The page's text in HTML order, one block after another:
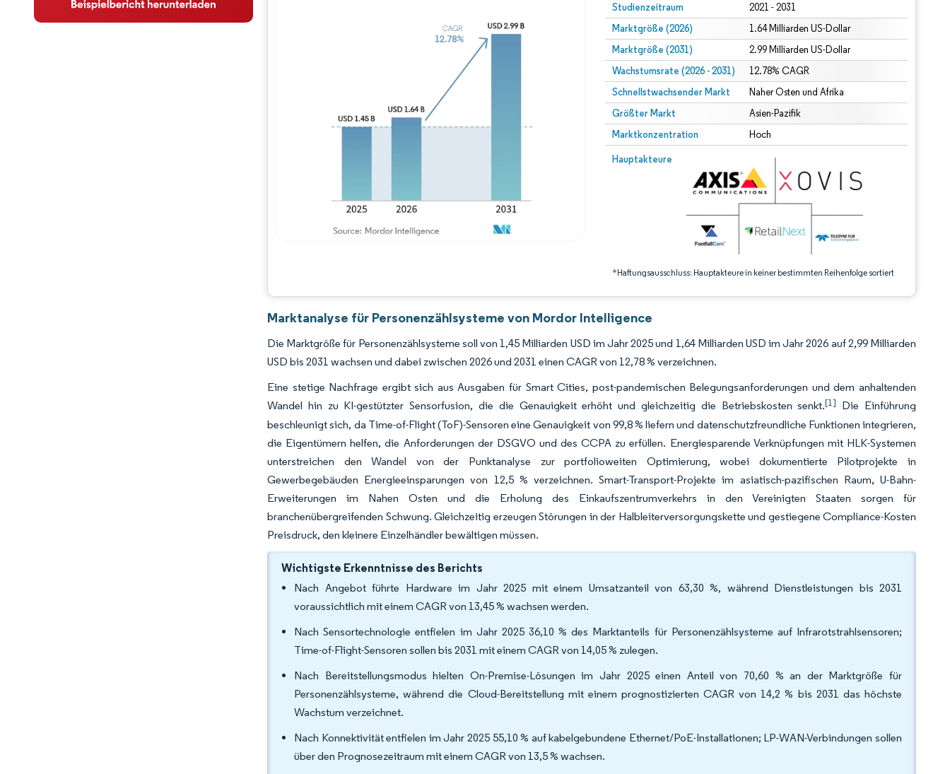
Trends und Einblicke Studienzeitraum 2021 - 2031
Marktgröße (2026) 1.64 Milliarden US-Dollar
Marktgröße (2031) 2.99 Milliarden US-Dollar
Wachstumsrate (2026 - 2031) 12.78% CAGR
Schnellstwachsender Markt Naher Osten und Afrika
Größter Markt Asien-Pazifik
Marktkonzentration Hoch
Hauptakteure
*Haftungsausschluss: Hauptakteure in keiner bestimmten Reihenfolge sortiert
Bild © Mordor Intelligence. Wiederverwendung erfordert Namensnennung gemäß CC BY 4.0.
Bild © Mordor Intelligence. Wiederverwendung erfordert Namensnennung gemäß CC BY 4.0.
Marktanalyse für Personenzählsysteme von Mordor Intelligence
Die Marktgröße für Personenzählsysteme soll von 1,45 Milliarden USD im Jahr 2025 und 1,64 Milliarden USD im Jahr 2026 auf 2,99 Milliarden
USD bis 2031 wachsen und dabei zwischen 2026 und 2031 einen CAGR von 12,78 % verzeichnen.
Eine stetige Nachfrage ergibt sich aus Ausgaben für Smart Cities, post-pandemischen Belegungsanforderungen und dem anhaltenden
Wandel hin zu KI-gestützter Sensorfusion, die die Genauigkeit erhöht und gleichzeitig die Betriebskosten senkt.[1] Die Einführung
beschleunigt sich, da Time-of-Flight (ToF)-Sensoren eine Genauigkeit von 99,8 % liefern und datenschutzfreundliche Funktionen integrieren,
die Eigentümern helfen, die Anforderungen der DSGVO und des CCPA zu erfüllen. Energiesparende Verknüpfungen mit HLK-Systemen
unterstreichen den Wandel von der Punktanalyse zur portfolioweiten Optimierung, wobei dokumentierte Pilotprojekte in
Gewerbegebäuden Energieeinsparungen von 12,5 % verzeichnen. Smart-Transport-Projekte im asiatisch-pazifischen Raum, U-Bahn-
Erweiterungen im Nahen Osten und die Erholung des Einkaufszentrumverkehrs in den Vereinigten Staaten sorgen für
branchenübergreifenden Schwung. Gleichzeitig erzeugen Störungen in der Halbleiterversorgungskette und gestiegene Compliance-Kosten
Preisdruck, den kleinere Einzelhändler bewältigen müssen.
Wichtigste Erkenntnisse des Berichts
Nach Angebot führte Hardware im Jahr 2025 mit einem Umsatzanteil von 63,30 %, während Dienstleistungen bis 2031
voraussichtlich mit einem CAGR von 13,45 % wachsen werden.
Nach Sensortechnologie entfielen im Jahr 2025 36,10 % des Marktanteils für Personenzählsysteme auf Infrarotstrahlsensoren;
Time-of-Flight-Sensoren sollen bis 2031 mit einem CAGR von 14,05 % zulegen.
Nach Bereitstellungsmodus hielten On-Premise-Lösungen im Jahr 2025 einen Anteil von 70,60 % an der Marktgröße für
Personenzählsysteme, während die Cloud-Bereitstellung mit einem prognostizierten CAGR von 14,2 % bis 2031 das höchste
Wachstum verzeichnet.
Nach Konnektivität entfielen im Jahr 2025 55,10 % auf kabelgebundene Ethernet/PoE-Installationen; LP-WAN-Verbindungen sollen
über den Prognosezeitraum mit einem CAGR von 13,5 % wachsen.